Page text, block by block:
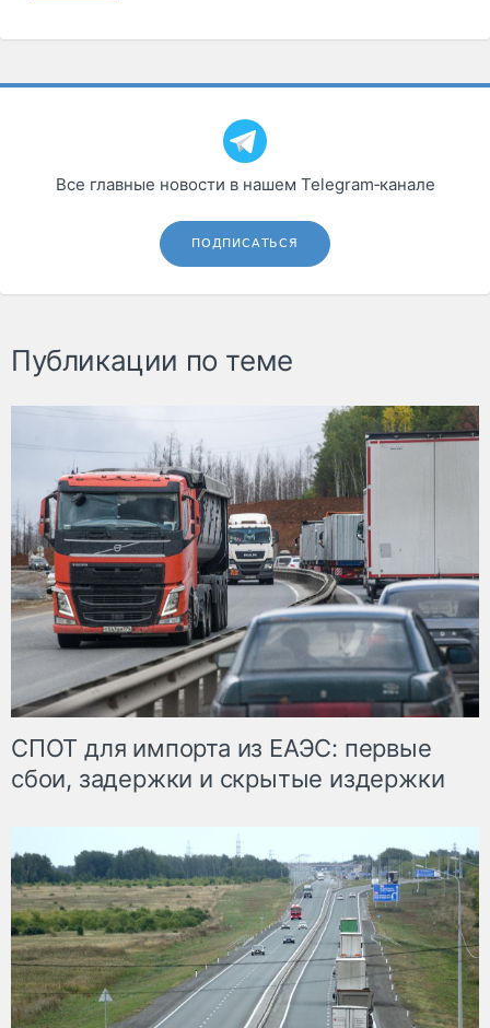
Все главные новости в нашем Telegram‑канале
ПОДПИСАТЬСЯ
Публикации по теме
СПОТ для импорта из ЕАЭС: первые
сбои, задержки и скрытые издержки